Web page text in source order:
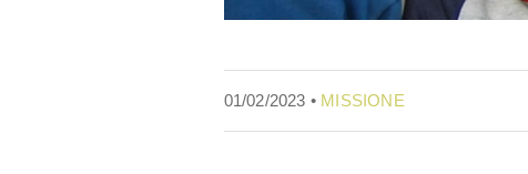
01/02/2023 • MISSIONE